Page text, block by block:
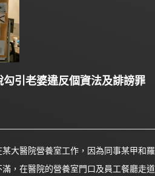
勾引老婆違反個資法及誹謗罪
大醫院營養室工作，因為同事某甲和羅
，在醫院的營養室門口及員工餐廳走道